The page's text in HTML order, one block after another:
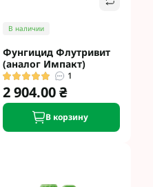
В наличии
Фунгицид Флутривит
(аналог Импакт)
1
2 904.00 ₴
В корзину